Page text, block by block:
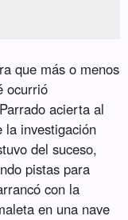
que más o menos
ocurrió
acierta al
la investigación
del suceso,
pistas para
con la
en una nave